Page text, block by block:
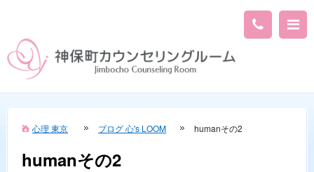
心理 東京 ブログ 心's LOOM humanその2
humanその2